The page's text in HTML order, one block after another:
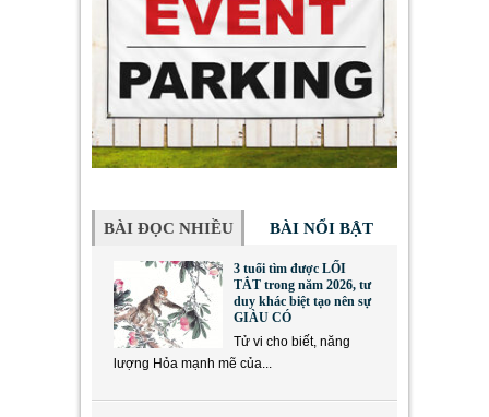
BÀI ĐỌC NHIỀU BÀI NỔI BẬT
3 tuổi tìm được LỐI
TẮT trong năm 2026, tư
duy khác biệt tạo nên sự
GIÀU CÓ
Tử vi cho biết, năng
lượng Hỏa mạnh mẽ của...